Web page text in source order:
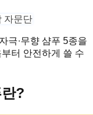
자문단
극·무향 샴푸 5종을
터 안전하게 쓸 수
?